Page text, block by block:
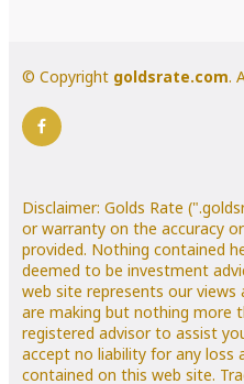
© Copyright goldsrate.com.
Disclaimer: Golds Rate
or warranty on the accuracy
provided. Nothing contained
deemed to be investment
web site represents our
are making but nothing more
registered advisor to assist
accept no liability for any
contained on this web site.